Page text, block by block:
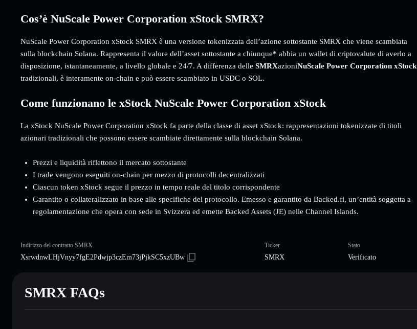
Cos’è NuScale Power Corporation xStock SMRX?
NuScale Power Corporation xStock SMRX è una versione tokenizzata dell’azione sottostante SMRX che viene scambiata
sulla blockchain Solana. Rappresenta il valore dell’asset sottostante a chiunque* abbia un wallet di criptovalute di averlo a
disposizione, istantaneamente, a livello globale e 24/7. A differenza delle SMRXazioniNuScale Power Corporation xStock
tradizionali, è interamente on-chain e può essere scambiato in USDC o SOL.
Come funzionano le xStock NuScale Power Corporation xStock
La xStock NuScale Power Corporation xStock fa parte della classe di asset xStock: rappresentazioni tokenizzate di titoli
azionari tradizionali che possono essere scambiate direttamente sulla blockchain Solana.
Prezzi e liquidità riflettono il mercato sottostante
I trade vengono eseguiti on-chain per mezzo di protocolli decentralizzati
Ciascun token xStock segue il prezzo in tempo reale del titolo corrispondente
Garantito o collateralizzato in base alle specifiche del protocollo. Emesso e garantito da Backed.fi, un’entità soggetta a
regolamentazione che opera con sede in Svizzera ed emette Backed Assets (JE) nelle Channel Islands.
Indirizzo del contratto SMRX
XsrwdnwLHjVnyy7fgE2Pdwjp3czEm73jPjkSC5xzUBw
Ticker
SMRX
Stato
Verificato
SMRX FAQs